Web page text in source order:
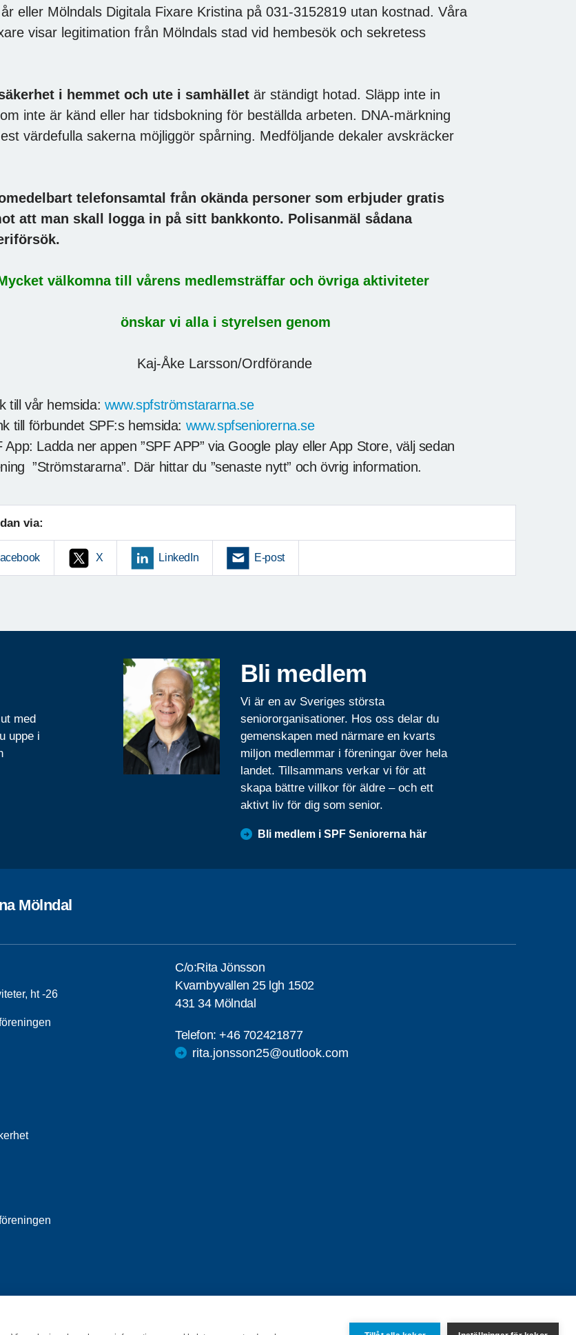
eller Mölndals Digitala Fixare Kristina på 031-3152819 utan kostnad. Våra
visar legitimation från Mölndals stad vid hembesök och sekretess
i hemmet och ute i samhället är ständigt hotad. Släpp inte in
inte är känd eller har tidsbokning för beställda arbeten. DNA-märkning
värdefulla sakerna möjliggör spårning. Medföljande dekaler avskräcker
telefonsamtal från okända personer som erbjuder gratis
att man skall logga in på sitt bankkonto. Polisanmäl sådana
välkomna till vårens medlemsträffar och övriga aktiviteter
vi alla i styrelsen genom
Åke Larsson/Ordförande
till vår hemsida: www.spfströmstararna.se
till förbundet SPF:s hemsida: www.spfseniorerna.se
App: Ladda ner appen ”SPF APP” via Google play eller App Store, välj sedan
”Strömstararna”. Där hittar du ”senaste nytt” och övrig information.
via:
X LinkedIn E-post
med
uppe i
Bli medlem
Vi är en av Sveriges största
seniororganisationer. Hos oss delar du
gemenskapen med närmare en kvarts
miljon medlemmar i föreningar över hela
landet. Tillsammans verkar vi för att
skapa bättre villkor för äldre – och ett
aktivt liv för dig som senior.
Bli medlem i SPF Seniorerna här
Mölndal
ht -26
C/o:Rita Jönsson
Kvarnbyvallen 25 lgh 1502
431 34 Mölndal
Telefon:+46 702421877
rita.jonsson25@outlook.com